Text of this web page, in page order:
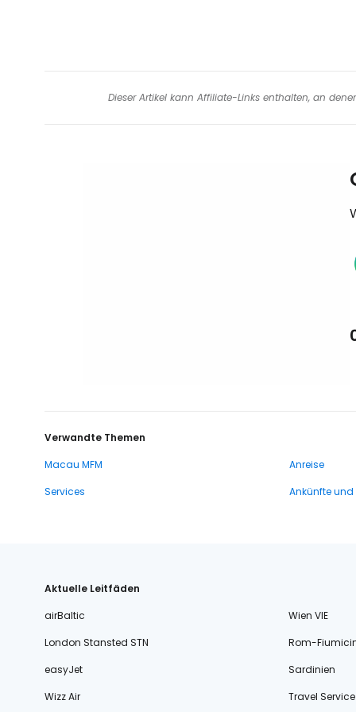
Dieser Artikel kann Affiliate-Links enthalten, an
Verwandte Themen
Macau MFM
Anreise
Services
Ankünfte
Aktuelle Leitfäden
airBaltic
Wien VIE
London Stansted STN
Rom-
easyJet
Sardinien
Wizz Air
Travel Service